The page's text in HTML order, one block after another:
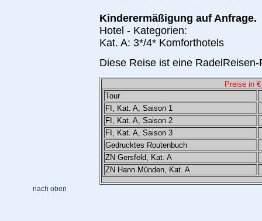
Kinderermäßigung auf Anfrage.
Hotel - Kategorien:
Kat. A: 3*/4* Komforthotels
Diese Reise ist eine RadelReisen-
Preise in
Tour
FI, Kat. A, Saison 1
FI, Kat. A, Saison 2
FI, Kat. A, Saison 3
Gedrucktes Routenbuch
ZN Gersfeld, Kat. A
ZN Hann.Münden, Kat. A
nach oben